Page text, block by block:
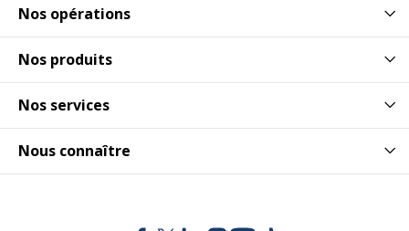
Nos opérations
Nos produits
Nos services
Nous connaître